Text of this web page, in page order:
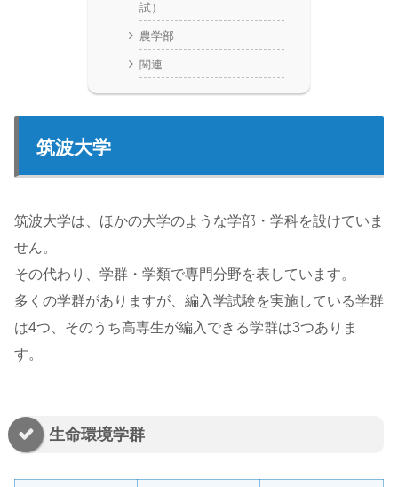
試）
農学部
関連
筑波大学
筑波大学は、ほかの大学のような学部・学科を設けていま
せん。
その代わり、学群・学類で専門分野を表しています。
多くの学群がありますが、編入学試験を実施している学群
は4つ、そのうち高専生が編入できる学群は3つありま
す。
生命環境学群